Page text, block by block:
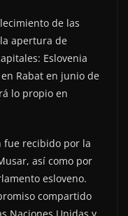
de las
apertura de
Eslovenia
Rabat en junio de
lo propio en
fue recibido por la
así como por
esloveno.
compartido